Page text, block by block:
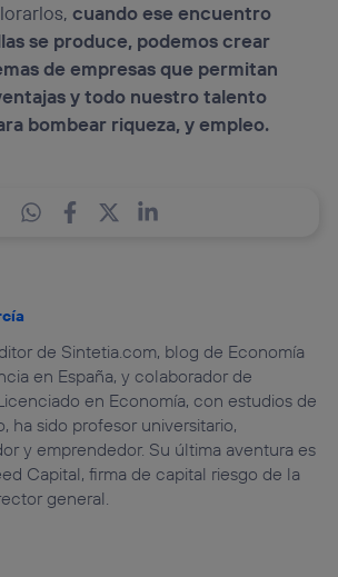
cuando ese encuentro
se produce, podemos crear
de empresas que permitan
y todo nuestro talento
bombear riqueza, y empleo.
de Sintetia.com, blog de Economía
en España, y colaborador de
en Economía, con estudios de
ha sido profesor universitario,
y emprendedor. Su última aventura es
Capital, firma de capital riesgo de la
general.